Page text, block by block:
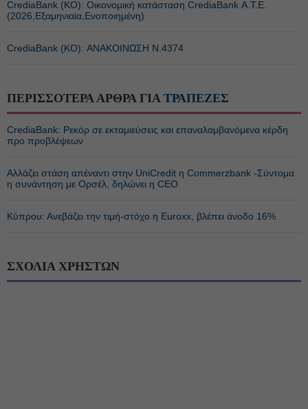
CrediaBank (ΚΟ): Οικονομική κατάσταση CrediaBank Α.Τ.Ε.
(2026,Εξαμηνιαία,Ενοποιημένη)
CrediaBank (ΚΟ): ΑΝΑΚΟΙΝΩΣΗ Ν.4374
ΠΕΡΙΣΣΟΤΕΡΑ ΑΡΘΡΑ ΓΙΑ ΤΡΑΠΕΖΕΣ
CrediaBank: Ρεκόρ σε εκταμιεύσεις και επαναλαμβανόμενα κέρδη
προ προβλέψεων
Αλλάζει στάση απέναντι στην UniCredit η Commerzbank -Σύντομα
η συνάντηση με Ορσέλ, δηλώνει η CEO
Κύπρου: Ανεβάζει την τιμή-στόχο η Euroxx, βλέπει άνοδο 16%
ΣΧΟΛΙΑ ΧΡΗΣΤΩΝ